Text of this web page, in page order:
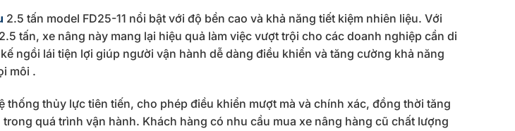
2.5 tấn model FD25-11 nổi bật với độ bền cao và khả năng tiết kiệm nhiên liệu. Với
tấn, xe nâng này mang lại hiệu quả làm việc vượt trội cho các doanh nghiệp cần di
ngồi lái tiện lợi giúp người vận hành dễ dàng điều khiển và tăng cường khả năng
môi .
thống thủy lực tiên tiến, cho phép điều khiển mượt mà và chính xác, đồng thời tăng
quá trình vận hành. Khách hàng có nhu cầu mua xe nâng hàng cũ chất lượng